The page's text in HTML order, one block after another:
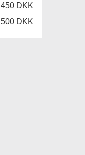
450 DKK
500 DKK